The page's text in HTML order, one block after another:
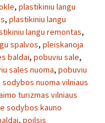
, plastikiniu langu
, plastikiniu langu
langu remontas,
spalvos, pleiskanoja
baldai, pobuviu sale,
sales nuoma, pobuviu
nuoma vilniaus
turizmas vilniaus
sodybos kauno
, poilsis